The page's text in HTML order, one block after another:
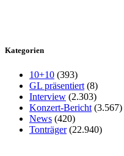
Kategorien
10+10 (393)
GL präsentiert (8)
Interview (2.303)
Konzert-Bericht (3.567)
News (420)
Tonträger(22.940)